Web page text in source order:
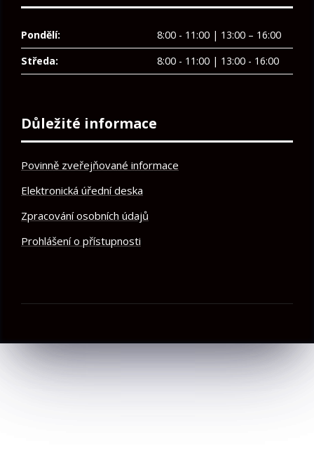
Pondělí:
8:00 - 11:00 | 13:00 – 16:00
Středa:
8:00 - 11:00 | 13:00 - 16:00
Důležité informace
Povinně zveřejňované informace
Elektronická úřední deska
Zpracování osobních údajů
Prohlášení o přístupnosti